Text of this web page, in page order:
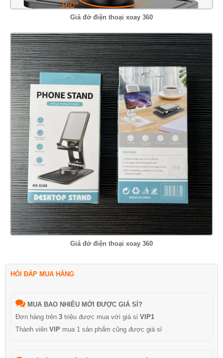
Giá đở điện thoại xoay 360
Giá đở điện thoại xoay 360
HỎI ĐÁP MUA HÀNG
MUA BAO NHIÊU MỚI ĐƯỢC GIÁ SỈ?
Đơn hàng trên 3 triệu được mua với giá sỉ VIP1
Thành viên VIP mua 1 sản phẩm cũng được giá sỉ